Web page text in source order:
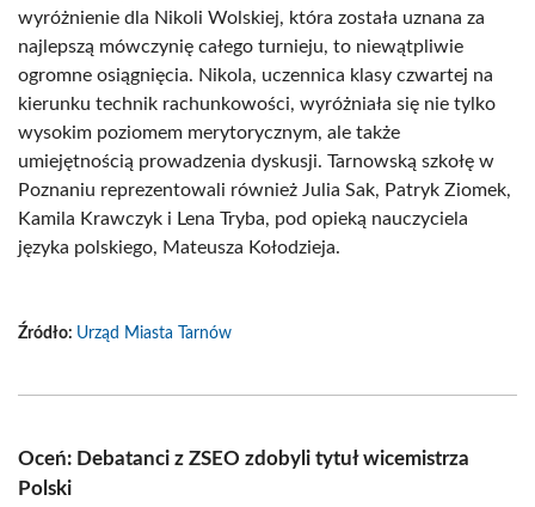
wyróżnienie dla Nikoli Wolskiej, która została uznana za
najlepszą mówczynię całego turnieju, to niewątpliwie
ogromne osiągnięcia. Nikola, uczennica klasy czwartej na
kierunku technik rachunkowości, wyróżniała się nie tylko
wysokim poziomem merytorycznym, ale także
umiejętnością prowadzenia dyskusji. Tarnowską szkołę w
Poznaniu reprezentowali również Julia Sak, Patryk Ziomek,
Kamila Krawczyk i Lena Tryba, pod opieką nauczyciela
języka polskiego, Mateusza Kołodzieja.
Źródło: Urząd Miasta Tarnów
Oceń: Debatanci z ZSEO zdobyli tytuł wicemistrza
Polski